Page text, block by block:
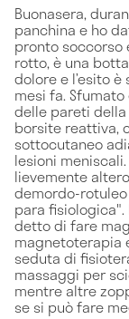
Buonasera,
panchina e ho
pronto soccorso
rotto, è una
dolore e l’esito
mesi fa.
delle pareti
borsite reattiva,
sottocutaneo
lesioni
lievemente
demordo-
para
detto di fare
magnetoterapia
seduta di
massaggi per
mentre altre
se si può fare